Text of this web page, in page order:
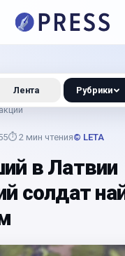
⏱ 2 мин чтения© LETA
в Латвии
солдат
Лента Рубрики